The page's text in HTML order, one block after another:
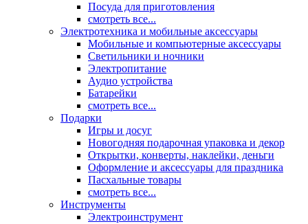
Посуда для приготовления
смотреть все...
Электротехника и мобильные аксессуары
Мобильные и компьютерные аксессуары
Светильники и ночники
Электропитание
Аудио устройства
Батарейки
смотреть все...
Подарки
Игры и досуг
Новогодняя подарочная упаковка и декор
Открытки, конверты, наклейки, деньги
Оформление и аксессуары для праздника
Пасхальные товары
смотреть все...
Инструменты
Электроинструмент